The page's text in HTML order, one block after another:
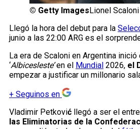
© Getty Images Lionel
Llegó la hora del debut para la
junio a las 22:00 ARG es el
La era de Scaloni en Argentina
‘Albicesleste’en el Mundial 2026, el
empezar a justificar un millonario
+ Seguinos en
Vladimir Petković llegó a ser el
las Eliminatorias de la